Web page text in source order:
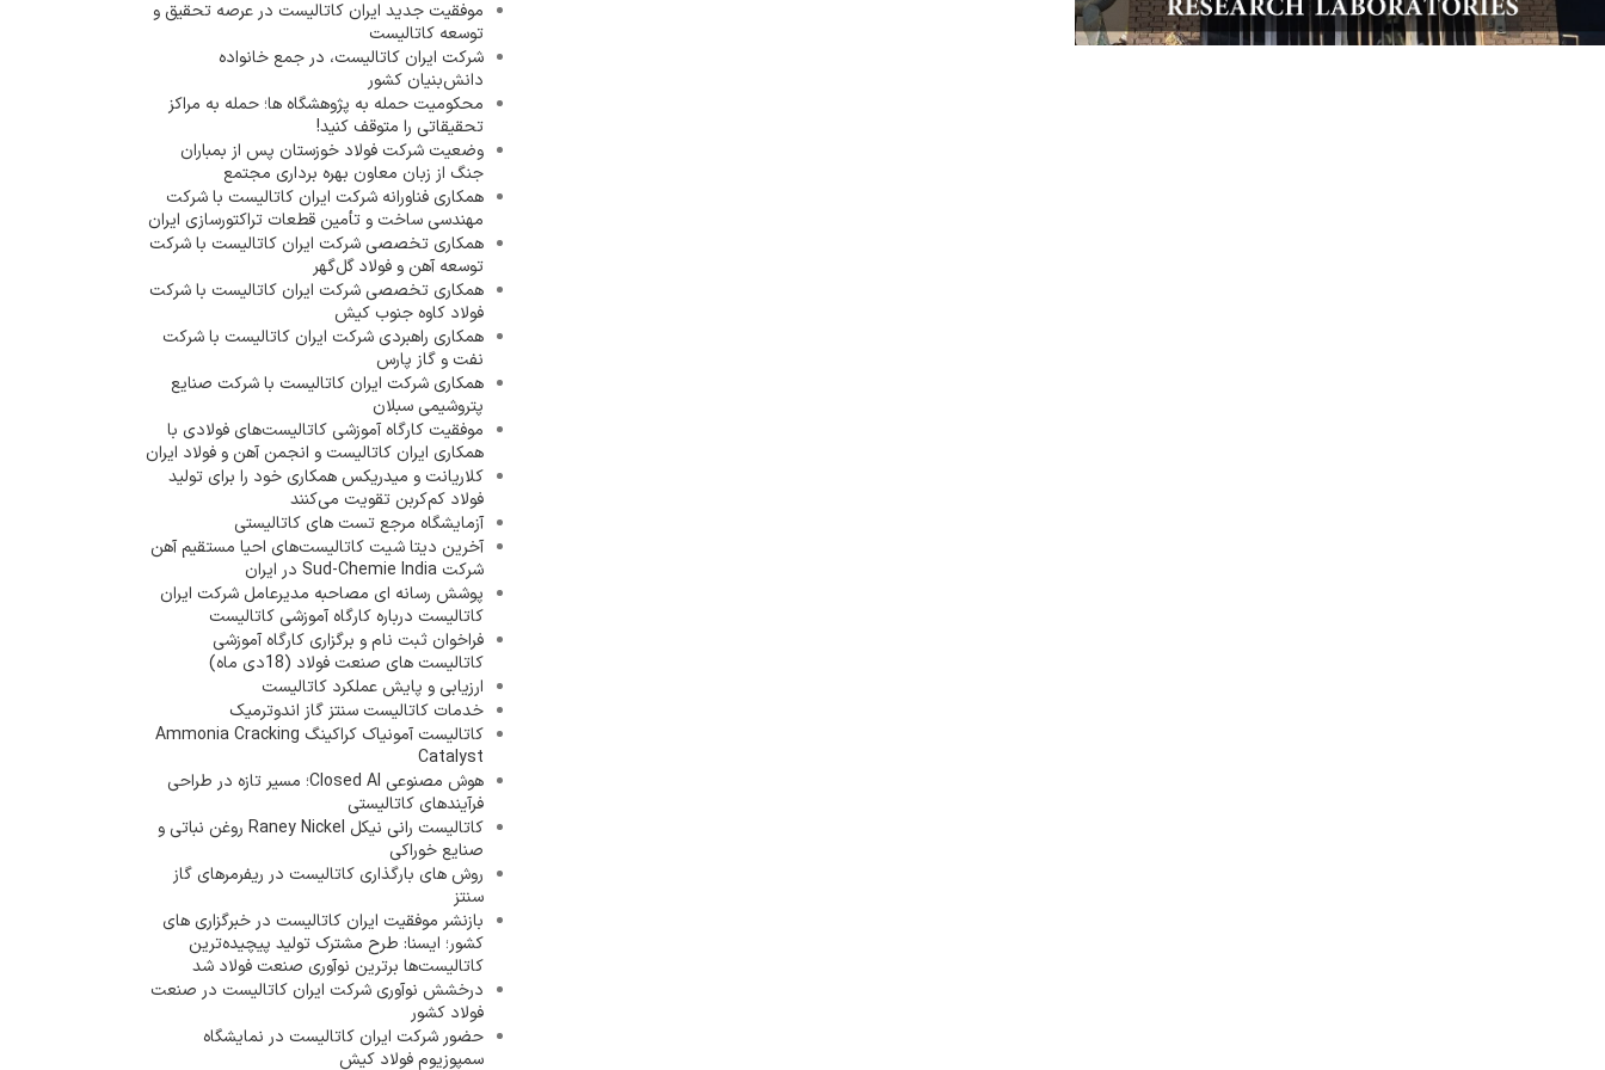
موفقیت جدید ایران کاتالیست در عرصه تحقیق و
توسعه کاتالیست
شرکت ایران کاتالیست، در جمع خانواده
دانش‌بنیان کشور
محکومیت حمله به پژوهشگاه ها؛ حمله به مراکز
تحقیقاتی را متوقف کنید!
وضعیت شرکت فولاد خوزستان پس از بمباران
جنگ از زبان معاون بهره برداری مجتمع
همکاری فناورانه شرکت ایران کاتالیست با شرکت
مهندسی ساخت و تأمین قطعات تراکتورسازی ایران
همکاری تخصصی شرکت ایران کاتالیست با شرکت
توسعه آهن و فولاد گل‌گهر
همکاری تخصصی شرکت ایران کاتالیست با شرکت
فولاد کاوه جنوب کیش
همکاری راهبردی شرکت ایران کاتالیست با شرکت
نفت و گاز پارس
همکاری شرکت ایران کاتالیست با شرکت صنایع
پتروشیمی سبلان
موفقیت کارگاه آموزشی کاتالیست‌های فولادی با
همکاری ایران کاتالیست و انجمن آهن و فولاد ایران
کلاریانت و میدریکس همکاری خود را برای تولید
فولاد کم‌کربن تقویت می‌کنند
آزمایشگاه مرجع تست های کاتالیستی
آخرین دیتا شیت کاتالیست‌های احیا مستقیم آهن
شرکت Sud-Chemie India در ایران
پوشش رسانه ای مصاحبه مدیرعامل شرکت ایران
کاتالیست درباره کارگاه آموزشی کاتالیست
فراخوان ثبت نام و برگزاری کارگاه آموزشی
کاتالیست های صنعت فولاد (18دی ماه)
ارزیابی و پایش عملکرد کاتالیست
خدمات کاتالیست سنتز گاز اندوترمیک
کاتالیست آمونیاک کراکینگ Ammonia Cracking
Catalyst
هوش مصنوعی Closed AI؛ مسیر تازه در طراحی
فرآیندهای کاتالیستی
کاتالیست رانی نیکل Raney Nickel روغن نباتی و
صنایع خوراکی
روش های بارگذاری کاتالیست در ریفرمرهای گاز
سنتز
بازنشر موفقیت ایران کاتالیست در خبرگزاری های
کشور؛ ایسنا: طرح مشترک تولید پیچیده‌ترین
کاتالیست‌ها برترین نوآوری صنعت فولاد شد
درخشش نوآوری شرکت ایران کاتالیست در صنعت
فولاد کشور
حضور شرکت ایران کاتالیست در نمایشگاه
سمپوزیوم فولاد کیش